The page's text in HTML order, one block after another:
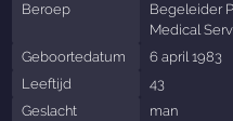
Beroep
Begeleider
Medical
Geboortedatum
6 april 1983
Leeftijd
43
Geslacht
man